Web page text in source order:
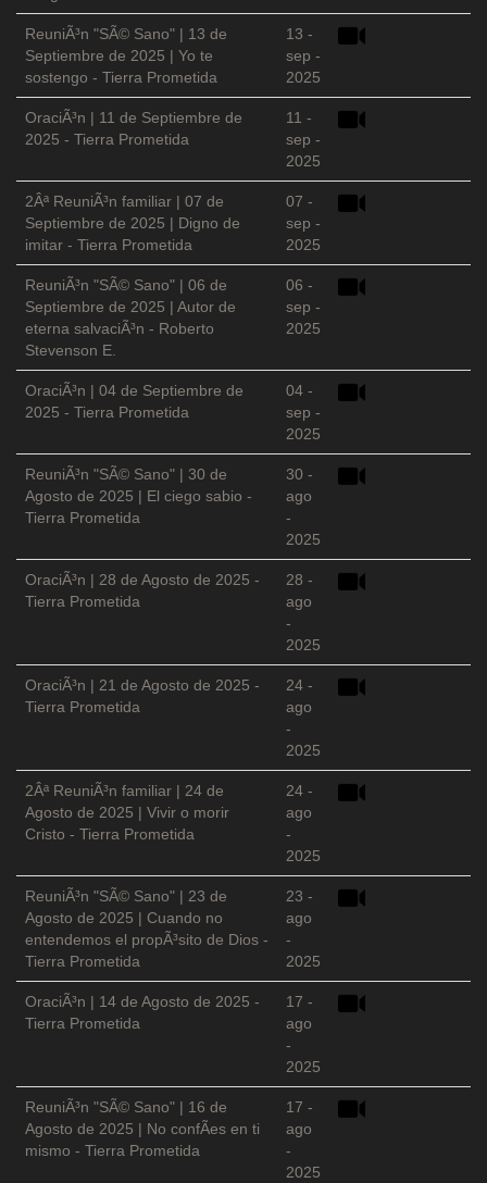
ReuniÃ³n "SÃ© Sano" | 13 de
Septiembre de 2025 | Yo te
sostengo - Tierra Prometida
13 -
sep -
2025
OraciÃ³n | 11 de Septiembre de
2025 - Tierra Prometida
11 -
sep -
2025
2Âª ReuniÃ³n familiar | 07 de
Septiembre de 2025 | Digno de
imitar - Tierra Prometida
07 -
sep -
2025
ReuniÃ³n "SÃ© Sano" | 06 de
Septiembre de 2025 | Autor de
eterna salvaciÃ³n - Roberto
Stevenson E.
06 -
sep -
2025
OraciÃ³n | 04 de Septiembre de
2025 - Tierra Prometida
04 -
sep -
2025
ReuniÃ³n "SÃ© Sano" | 30 de
Agosto de 2025 | El ciego sabio -
Tierra Prometida
30 -
ago
-
2025
OraciÃ³n | 28 de Agosto de 2025 -
Tierra Prometida
28 -
ago
-
2025
OraciÃ³n | 21 de Agosto de 2025 -
Tierra Prometida
24 -
ago
-
2025
2Âª ReuniÃ³n familiar | 24 de
Agosto de 2025 | Vivir o morir
Cristo - Tierra Prometida
24 -
ago
-
2025
ReuniÃ³n "SÃ© Sano" | 23 de
Agosto de 2025 | Cuando no
entendemos el propÃ³sito de Dios -
Tierra Prometida
23 -
ago
-
2025
OraciÃ³n | 14 de Agosto de 2025 -
Tierra Prometida
17 -
ago
-
2025
ReuniÃ³n "SÃ© Sano" | 16 de
Agosto de 2025 | No confÃ­es en ti
mismo - Tierra Prometida
17 -
ago
-
2025